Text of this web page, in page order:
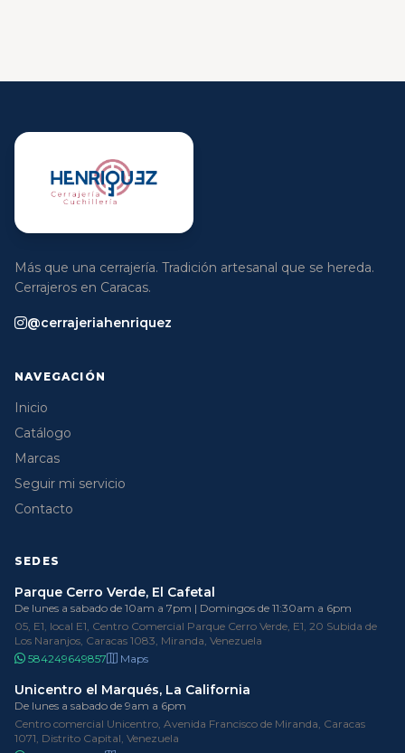
Más que una cerrajería. Tradición artesanal que se hereda.
Cerrajeros en Caracas.
@cerrajeriahenriquez
NAVEGACIÓN
Inicio
Catálogo
Marcas
Seguir mi servicio
Contacto
SEDES
Parque Cerro Verde, El Cafetal
De lunes a sabado de 10am a 7pm | Domingos de 11:30am a 6pm
05, E1, local E1, Centro Comercial Parque Cerro Verde, E1, 20 Subida de
Los Naranjos, Caracas 1083, Miranda, Venezuela
584249649857
Maps
Unicentro el Marqués, La California
De lunes a sabado de 9am a 6pm
Centro comercial Unicentro, Avenida Francisco de Miranda, Caracas
1071, Distrito Capital, Venezuela